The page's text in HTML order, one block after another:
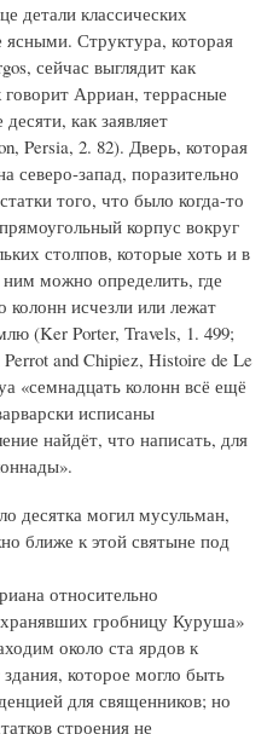
детали классических
ясными. Структура, которая
сейчас выглядит как
Арриан, террасные
как заявляет
Persia, 2. 82). Дверь, которая
северо-запад, поразительно
того, что было когда-то
корпус вокруг
столпов, которые хоть и в
можно определить, где
исчезли или лежат
(Ker Porter, Travels, 1. 499;
and Chipiez, Histoire de Le
«семнадцать колонн всё ещё
исписаны
найдёт, что написать, для
десятка могил мусульман,
ближе к этой святыне под
относительно
гробницу Куруша»
около ста ярдов к
которое могло быть
для священников; но
строения не